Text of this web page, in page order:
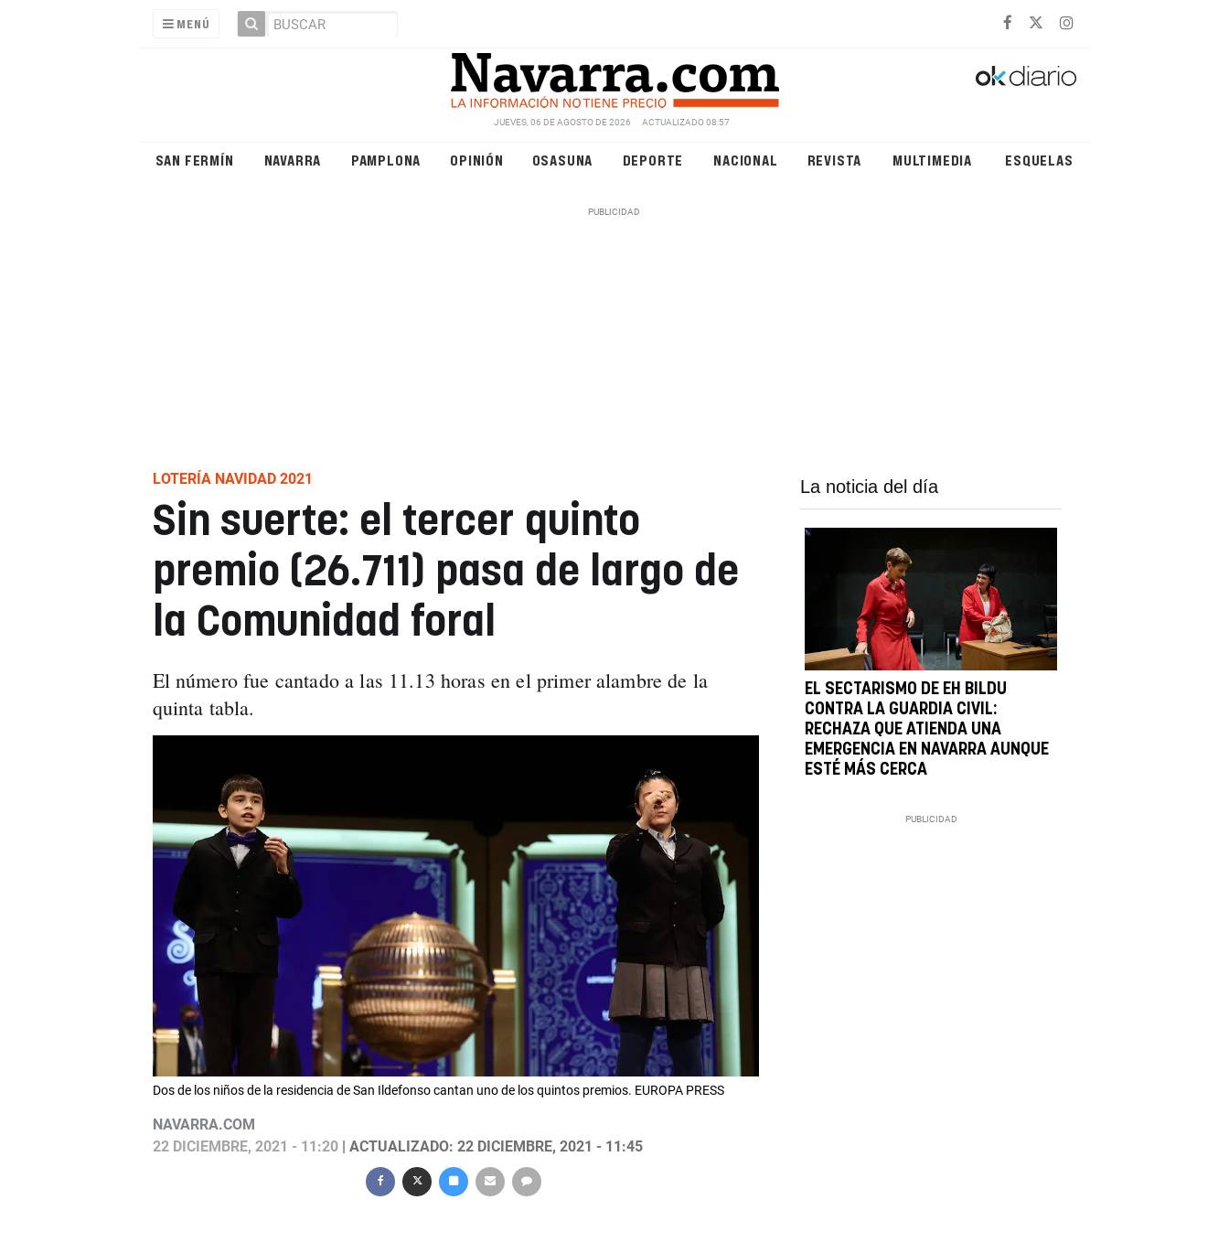
MENÚ
JUEVES, 06 DE AGOSTO DE 2026 ACTUALIZADO 08:57
SAN FERMÍN NAVARRA PAMPLONA OPINIÓN OSASUNA DEPORTE NACIONAL REVISTA MULTIMEDIA ESQUELAS
LOTERÍA NAVIDAD 2021
Sin suerte: el tercer quinto
premio (26.711) pasa de largo de
la Comunidad foral
El número fue cantado a las 11.13 horas en el primer alambre de la
quinta tabla.
Dos de los niños de la residencia de San Ildefonso cantan uno de los quintos premios. EUROPA PRESS
NAVARRA.COM
22 DICIEMBRE, 2021 - 11:20| ACTUALIZADO: 22 DICIEMBRE, 2021 - 11:45
La noticia del día
EL SECTARISMO DE EH BILDU
CONTRA LA GUARDIA CIVIL:
RECHAZA QUE ATIENDA UNA
EMERGENCIA EN NAVARRA AUNQUE
ESTÉ MÁS CERCA